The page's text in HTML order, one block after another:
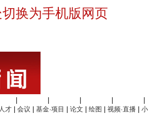
换为手机版网页
人才 会议 基金·项目 论文 绘图 视频·直播